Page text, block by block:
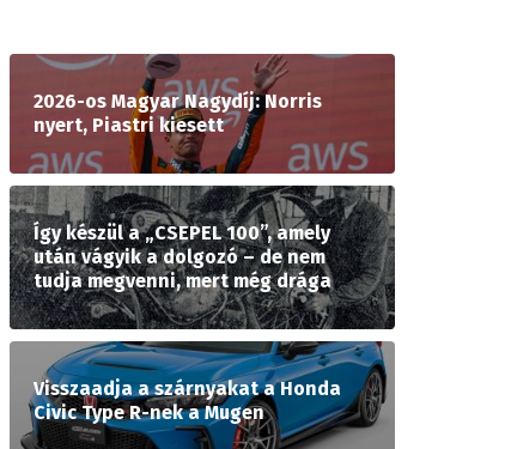
2026-os Magyar Nagydíj: Norris
nyert, Piastri kiesett
Így készül a „CSEPEL 100”, amely
után vágyik a dolgozó – de nem
tudja megvenni, mert még drága
Visszaadja a szárnyakat a Honda
Civic Type R-nek a Mugen